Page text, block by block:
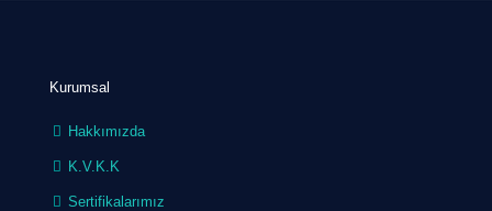
Kurumsal
Hakkımızda
K.V.K.K
Sertifikalarımız